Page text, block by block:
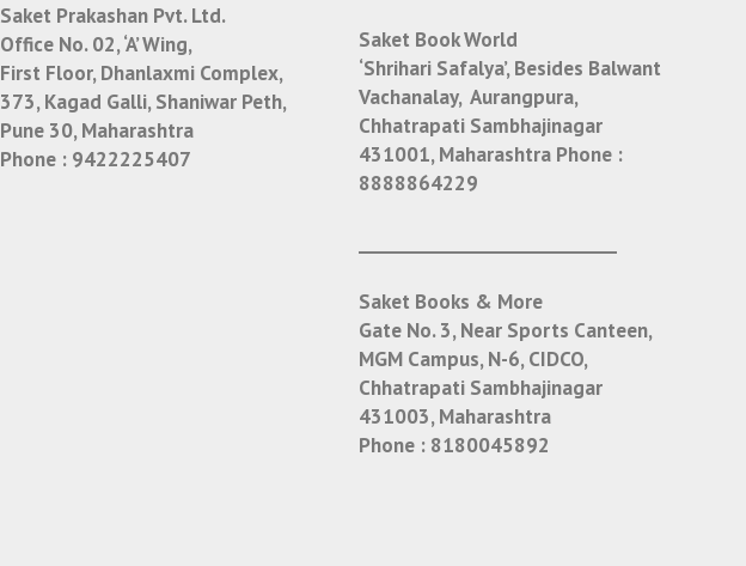
Saket Prakashan Pvt. Ltd.
Office No. 02, ‘A’ Wing,
First Floor, Dhanlaxmi Complex,
373, Kagad Galli, Shaniwar Peth,
Pune 30, Maharashtra
Phone : 9422225407
Saket Book World
‘Shrihari Safalya’, Besides Balwant
Vachanalay, Aurangpura,
Chhatrapati Sambhajinagar
431001, Maharashtra Phone :
8888864229
Saket Books & More
Gate No. 3, Near Sports Canteen,
MGM Campus, N-6, CIDCO,
Chhatrapati Sambhajinagar
431003, Maharashtra
Phone : 8180045892